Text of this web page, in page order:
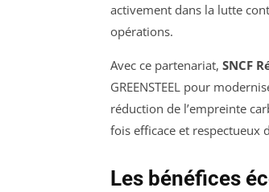
activement dans la lutte
opérations.
Avec ce partenariat, SNCF
GREENSTEEL pour
réduction de l’empreinte
fois efficace et respectueux
Les bénéfices